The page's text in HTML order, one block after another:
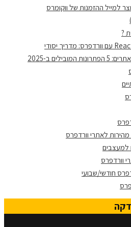
למייל ההזמנות של ווקומרס
?
מהירות לאתרי וורדפרס
למעצבים
וורדפרס
חודשי/שבועי
דקה